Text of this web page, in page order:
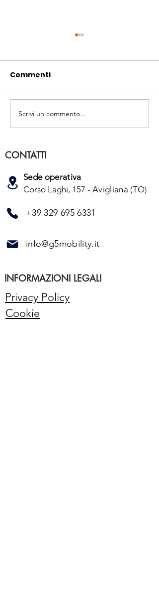
LA NOSTRA PRIMA
STAZIONE
Commenti
Scrivi un commento...
CONTATTI
Sede operativa
Corso Laghi, 157 - Avigliana (TO)
+39 329 695 6331
info@g5mobility.it
INFORMAZIONI LEGALI
Privacy Policy
Cookie